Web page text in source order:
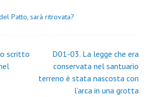
Patto, sarà ritrovata?
scritto
D01-03. La legge che era
conservata nel santuario
terreno è stata nascosta con
l’arca in una grotta